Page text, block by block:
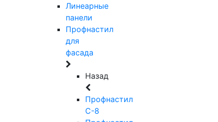
Линеарные
панели
Профнастил
для
фасада
Назад
Профнастил
С-8